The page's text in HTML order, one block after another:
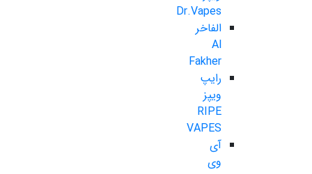
Dr.Vapes
الفاخر
Al
Fakher
رایپ
ویپز
RIPE
VAPES
آی
وی